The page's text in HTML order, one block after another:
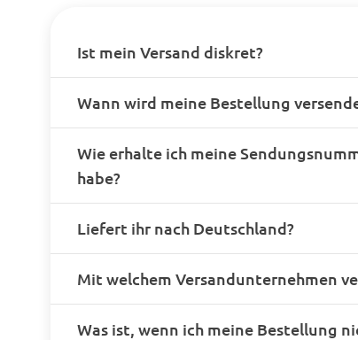
Ist mein Versand diskret?
Wann wird meine Bestellung
Wie erhalte ich meine
habe?
Liefert ihr nach Deutschland?
Mit welchem Versandunternehmen
Was ist, wenn ich meine Bestellung